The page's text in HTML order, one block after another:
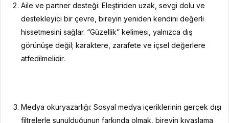
Aile ve partner desteği: Eleştiriden uzak, sevgi dolu ve
destekleyici bir çevre, bireyin yeniden kendini değerli
hissetmesini sağlar. “Güzellik” kelimesi, yalnızca dış
görünüşe değil; karaktere, zarafete ve içsel değerlere
atfedilmelidir.
Medya okuryazarlığı: Sosyal medya içeriklerinin gerçek dışı
filtrelerle sunulduğunun farkında olmak, bireyin kıyaslama